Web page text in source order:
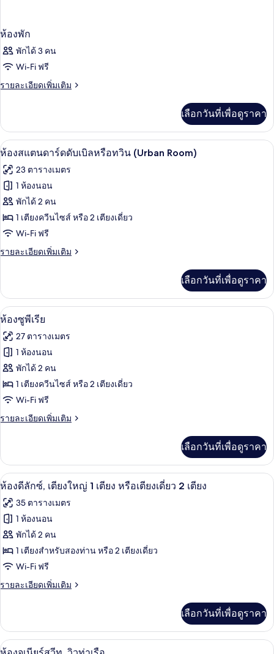
ห้องพัก
พักได้ 3 คน
Wi-Fi ฟรี
รายละเอียดเพิ่มเติม
ราย
เกี่ยว
กับ
ห้อง
เลือกวันที่เพื่อดูราคา
เปิด
ภาพถ่าย
ทั้งหมด
ของ
ห้อง
สแตนดาร์ด
ดับเบิล
ทวิน
(Urban
Room)
ผ้านวมขนเป็ด, มินิบาร์, ตู้นิรภัยในห้อง
4
ห้องสแตนดาร์ดดับเบิลหรือทวิน (Urban Room)
23 ตารางเมตร
1 ห้องนอน
พักได้ 2 คน
1 เตียงควีนไซส์ หรือ 2 เตียงเดี่ยว
Wi-Fi ฟรี
รายละเอียดเพิ่มเติม
ราย
เกี่ยว
กับ
ห้อง
สแตนดาร์ด
ดับเบิล
หรือ
น
(Urban
Room)
เลือกวันที่เพื่อดูราคา
เปิด
ภาพถ่าย
ทั้งหมด
ของ
ห้อง
ซู
พี
ผ้านวมขนเป็ด, มินิบาร์, ตู้นิรภัยในห้อง
6
ห้องซูพีเรีย
27 ตารางเมตร
1 ห้องนอน
พักได้ 2 คน
1 เตียงควีนไซส์ หรือ 2 เตียงเดี่ยว
Wi-Fi ฟรี
รายละเอียดเพิ่มเติม
ราย
เกี่ยว
กับ
ห้อง
พี
เรีย
เลือกวันที่เพื่อดูราคา
เปิด
ภาพถ่าย
ทั้งหมด
ของ
ห้อง
ดี
ลัก
เตียง
ใหญ่
ผ้านวมขนเป็ด, มินิบาร์, ตู้นิรภัยในห้อง
5
ห้องดีลักซ์, เตียงใหญ่ 1 เตียง หรือเตียงเดี่ยว 2 เตียง
35 ตารางเมตร
1 ห้องนอน
พักได้ 2 คน
1 เตียงสำหรับสองท่าน หรือ 2 เตียงเดี่ยว
Wi-Fi ฟรี
รายละเอียดเพิ่มเติม
ราย
เกี่ยว
กับ
ห้อง
เลือกวันที่เพื่อดูราคา
เปิด ผ้านวมขนเป็ด, มินิบาร์, ตู้นิรภัยในห้อง
5